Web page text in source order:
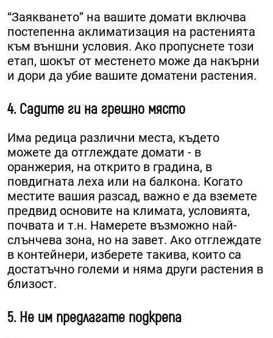
“Заякването” на вашите домати включва
постепенна аклиматизация на растенията
към външни условия. Ако пропуснете този
етап, шокът от местенето може да накърни
и дори да убие вашите доматени растения.
4. Садите ги на грешно място
Има редица различни места, където
можете да отглеждате домати - в
оранжерия, на открито в градина, в
повдигната леха или на балкона. Когато
местите вашия разсад, важно е да вземете
предвид основите на климата, условията,
почвата и т.н. Намерете възможно най-
слънчева зона, но на завет. Ако отглеждате
в контейнери, изберете такива, които са
достатъчно големи и няма други растения в
близост.
5. Не им предлагате подкрепа